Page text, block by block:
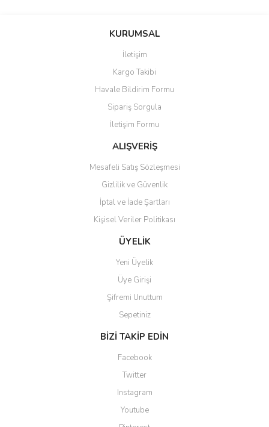
Bu ürüne ilk yorumu siz yapın!
Ürün resmi kalitesiz, bozuk veya görüntülenemiyor.
Ürün açıklamasında eksik bilgiler bulunuyor.
Ürün bilgilerinde hatalar bulunuyor.
Ürün fiyatı diğer sitelerden daha pahalı.
Bu ürüne benzer farklı alternatifler olmalı.
Gönder
KURUMSAL
İletişim
Kargo Takibi
Havale Bildirim Formu
Sipariş Sorgula
İletişim Formu
ALIŞVERİŞ
Mesafeli Satış Sözleşmesi
Gizlilik ve Güvenlik
İptal ve İade Şartları
Kişisel Veriler Politikası
ÜYELİK
Yeni Üyelik
Üye Girişi
Şifremi Unuttum
Sepetiniz
BİZİ TAKİP EDİN
Facebook
Twitter
Instagram
Youtube